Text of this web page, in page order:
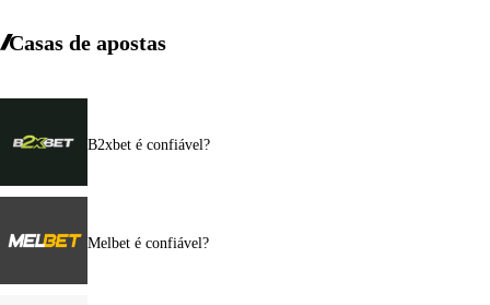
Casas de apostas
B2xbet é confiável?
Melbet é confiável?